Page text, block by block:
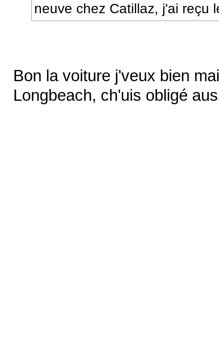
neuve chez Catillaz, j'ai reçu
Bon la voiture j'veux bien
Longbeach, ch'uis obligé